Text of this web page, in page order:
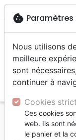
menu
Accueil Livres
Rendez-vous
cookie
Nous utilisons
meilleure
sont
continuer à
Cookies
Ces cookies
web. Ils sont
le panier et la